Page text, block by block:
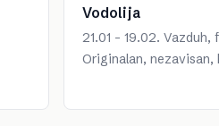
Vodolija
21.01 - 19.02. Vazduh,
Originalan, nezavisan,